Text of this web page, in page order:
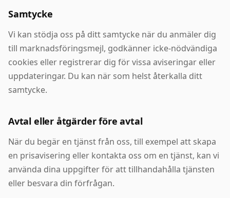
Samtycke
Vi kan stödja oss på ditt samtycke när du anmäler dig
till marknadsföringsmejl, godkänner icke-nödvändiga
cookies eller registrerar dig för vissa aviseringar eller
uppdateringar. Du kan när som helst återkalla ditt
samtycke.
Avtal eller åtgärder före avtal
När du begär en tjänst från oss, till exempel att skapa
en prisavisering eller kontakta oss om en tjänst, kan vi
använda dina uppgifter för att tillhandahålla tjänsten
eller besvara din förfrågan.